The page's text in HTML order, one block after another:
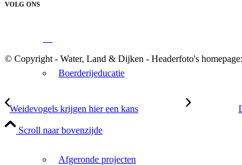
Boerderijeducatie
Afgeronde projecten
VOLG ONS
© Copyright - Water, Land & Dijken - Headerfoto's
Weidevogels krijgen hier een kans
Scroll naar bovenzijde